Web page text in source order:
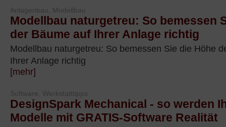
Anlagenbau, Modellbau
Modellbau naturgetreu: So bemessen
der Bäume auf Ihrer Anlage richtig
Modellbau naturgetreu: So bemessen Sie die Höhe
Ihrer Anlage richtig
[mehr]
Software, Werkstatttipps
DesignSpark Mechanical - so werden
Modelle mit GRATIS-Software Realität